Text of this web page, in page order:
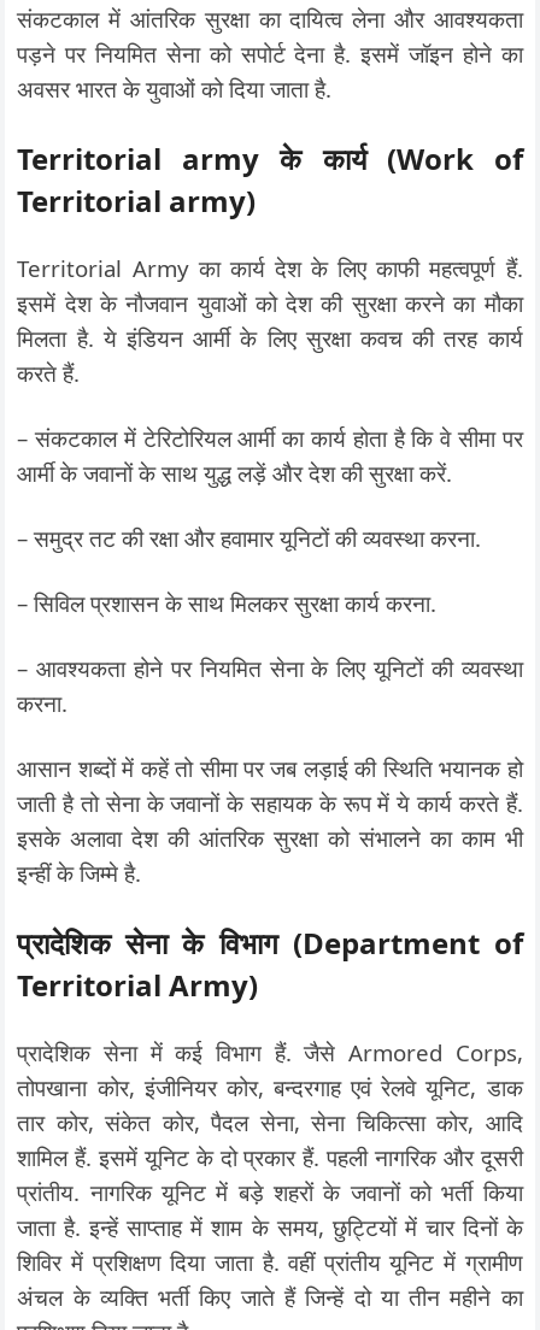
संकटकाल में आंतरिक सुरक्षा का दायित्व लेना और आवश्यकता
पड़ने पर नियमित सेना को सपोर्ट देना है. इसमें जॉइन होने का
अवसर भारत के युवाओं को दिया जाता है.
Territorial army के कार्य (Work of
Territorial army)
Territorial Army का कार्य देश के लिए काफी महत्वपूर्ण हैं.
इसमें देश के नौजवान युवाओं को देश की सुरक्षा करने का मौका
मिलता है. ये इंडियन आर्मी के लिए सुरक्षा कवच की तरह कार्य
करते हैं.
– संकटकाल में टेरिटोरियल आर्मी का कार्य होता है कि वे सीमा पर
आर्मी के जवानों के साथ युद्ध लड़ें और देश की सुरक्षा करें.
– समुद्र तट की रक्षा और हवामार यूनिटों की व्यवस्था करना.
– सिविल प्रशासन के साथ मिलकर सुरक्षा कार्य करना.
– आवश्यकता होने पर नियमित सेना के लिए यूनिटों की व्यवस्था
करना.
आसान शब्दों में कहें तो सीमा पर जब लड़ाई की स्थिति भयानक हो
जाती है तो सेना के जवानों के सहायक के रूप में ये कार्य करते हैं.
इसके अलावा देश की आंतरिक सुरक्षा को संभालने का काम भी
इन्हीं के जिम्मे है.
प्रादेशिक सेना के विभाग (Department of
Territorial Army)
प्रादेशिक सेना में कई विभाग हैं. जैसे Armored Corps,
तोपखाना कोर, इंजीनियर कोर, बन्दरगाह एवं रेलवे यूनिट, डाक
तार कोर, संकेत कोर, पैदल सेना, सेना चिकित्सा कोर, आदि
शामिल हैं. इसमें यूनिट के दो प्रकार हैं. पहली नागरिक और दूसरी
प्रांतीय. नागरिक यूनिट में बड़े शहरों के जवानों को भर्ती किया
जाता है. इन्हें साप्ताह में शाम के समय, छुट्टियों में चार दिनों के
शिविर में प्रशिक्षण दिया जाता है. वहीं प्रांतीय यूनिट में ग्रामीण
अंचल के व्यक्ति भर्ती किए जाते हैं जिन्हें दो या तीन महीने का